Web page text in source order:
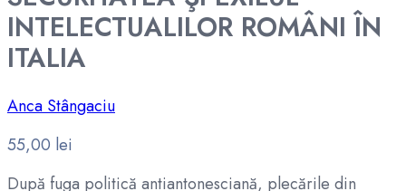
INTELECTUALILOR ROMÂNI ÎN
ITALIA
Anca Stângaciu
55,00 lei
După fuga politică antiantonesciană, plecările din